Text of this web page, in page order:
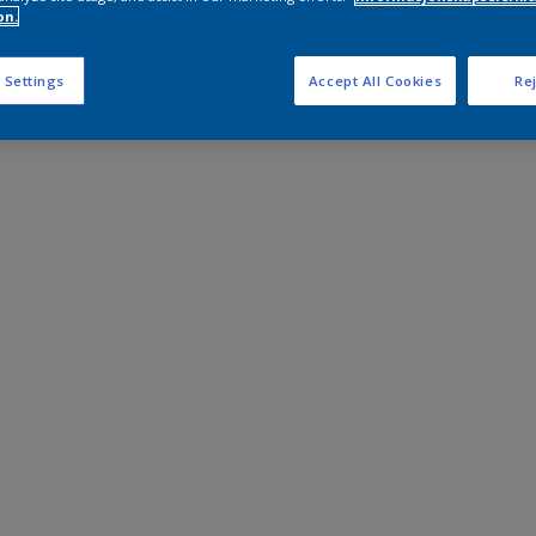
Settings Accept All Cookies